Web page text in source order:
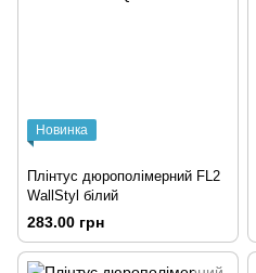
Новинка
Плінтус дюрополімерний FL2
WallStyl білий
283.00 грн